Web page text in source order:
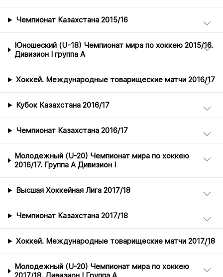
Чемпионат Казахстана 2015/16
Юношеский (U-18) Чемпионат мира по хоккею 2015/16.
Дивизион I группа А
Хоккей. Международные товарищеские матчи 2016/17
Кубок Казахстана 2016/17
Чемпионат Казахстана 2016/17
Молодежный (U-20) Чемпионат мира по хоккею
2016/17. Группа А Дивизион I
Высшая Хоккейная Лига 2017/18
Чемпионат Казахстана 2017/18
Хоккей. Международные товарищеские матчи 2017/18
Молодежный (U-20) Чемпионат мира по хоккею